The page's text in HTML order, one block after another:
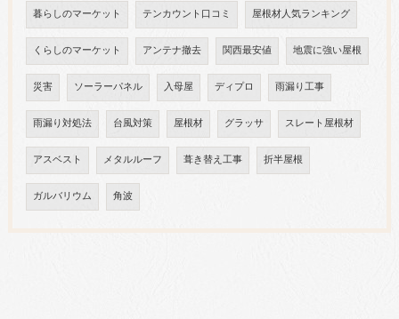
暮らしのマーケット テンカウント口コミ 屋根材人気ランキング
くらしのマーケット アンテナ撤去 関西最安値 地震に強い屋根
災害 ソーラーパネル 入母屋 ディプロ 雨漏り工事
雨漏り対処法 台風対策 屋根材 グラッサ スレート屋根材
アスベスト メタルルーフ 葺き替え工事 折半屋根
ガルバリウム 角波